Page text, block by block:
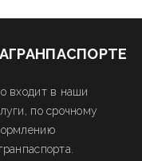
входит в наши
по срочному